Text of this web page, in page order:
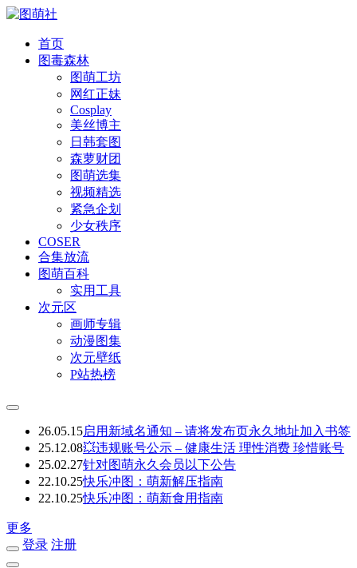
首页
图毒森林
图萌工坊
网红正妹
Cosplay
美丝博主
日韩套图
森萝财团
图萌选集
视频精选
紧急企划
少女秩序
COSER
合集放流
图萌百科
实用工具
次元区
画师专辑
动漫图集
次元壁纸
P站热榜
26.05.15启用新域名通知 – 请将发布页永久地址加入书签
25.12.08💥违规账号公示 – 健康生活 理性消费 珍惜账号
25.02.27针对图萌永久会员以下公告
22.10.25快乐冲图：萌新解压指南
22.10.25快乐冲图：萌新食用指南
更多
登录 注册